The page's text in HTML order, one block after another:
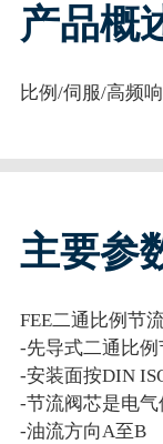
产品概
比例/伺服/高频
主要参
FEE二通比例节
-先导式二通比例
-安装面按DIN
-节流阀芯是电
-油流方向A至B